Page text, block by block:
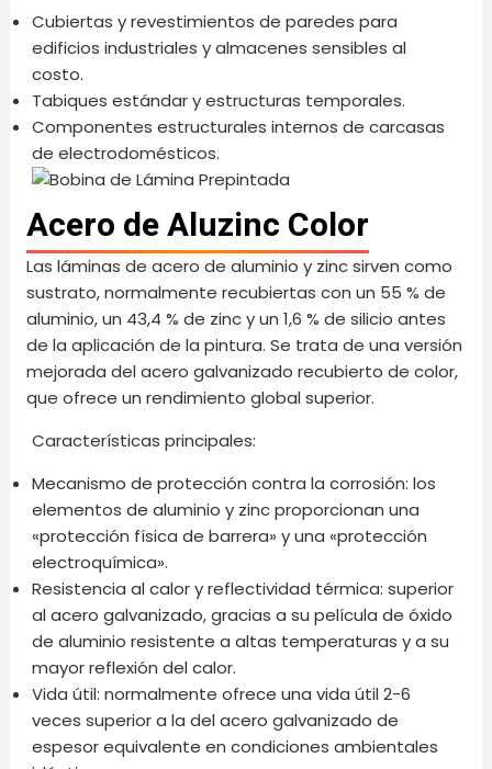
Cubiertas y revestimientos de paredes para
edificios industriales y almacenes sensibles al
costo.
Tabiques estándar y estructuras temporales.
Componentes estructurales internos de carcasas
de electrodomésticos.
Acero de Aluzinc Color
Las láminas de acero de aluminio y zinc sirven como
sustrato, normalmente recubiertas con un 55 % de
aluminio, un 43,4 % de zinc y un 1,6 % de silicio antes
de la aplicación de la pintura. Se trata de una versión
mejorada del acero galvanizado recubierto de color,
que ofrece un rendimiento global superior.
Características principales:
Mecanismo de protección contra la corrosión: los
elementos de aluminio y zinc proporcionan una
«protección física de barrera» y una «protección
electroquímica».
Resistencia al calor y reflectividad térmica: superior
al acero galvanizado, gracias a su película de óxido
de aluminio resistente a altas temperaturas y a su
mayor reflexión del calor.
Vida útil: normalmente ofrece una vida útil 2-6
veces superior a la del acero galvanizado de
espesor equivalente en condiciones ambientales